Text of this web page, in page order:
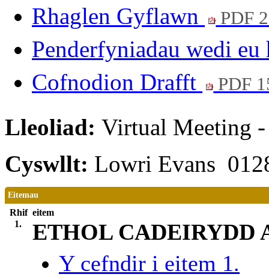
Rhaglen Gyflawn
PDF
Penderfyniadau wedi
Cofnodion Drafft
PDF
Lleoliad: Virtual Meeting
Cyswllt: Lowri Evans
Eitemau
Rhif eitem
1.
ETHOL CADEIRYDD
Y cefndir i eitem 1.